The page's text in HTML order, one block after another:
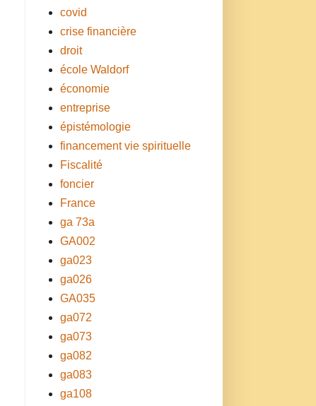
covid
crise financière
droit
école Waldorf
économie
entreprise
épistémologie
financement vie spirituelle
Fiscalité
foncier
France
ga 73a
GA002
ga023
ga026
GA035
ga072
ga073
ga082
ga083
ga108